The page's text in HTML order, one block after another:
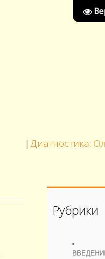
Диагностика:
Рубрики